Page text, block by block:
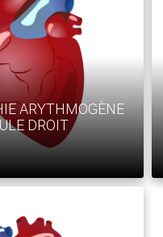
ARYTHMOGÈNE
DROIT